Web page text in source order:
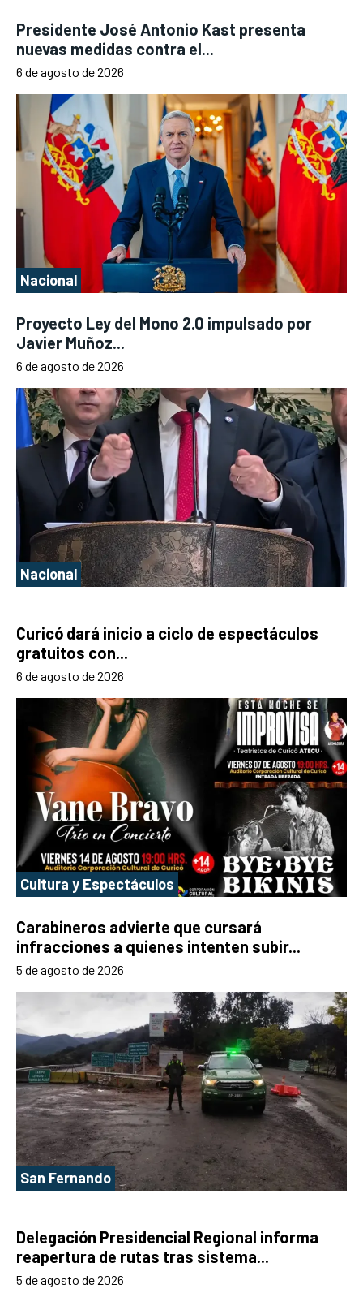
Presidente José Antonio Kast presenta
nuevas medidas contra el...
6 de agosto de 2026
Nacional
Proyecto Ley del Mono 2.0 impulsado por
Javier Muñoz...
6 de agosto de 2026
Nacional
Curicó dará inicio a ciclo de espectáculos
gratuitos con...
6 de agosto de 2026
Cultura y Espectáculos
Carabineros advierte que cursará
infracciones a quienes intenten subir...
5 de agosto de 2026
San Fernando
Delegación Presidencial Regional informa
reapertura de rutas tras sistema...
5 de agosto de 2026